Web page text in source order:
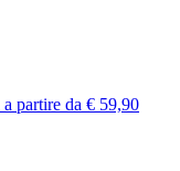
a partire da € 59,90